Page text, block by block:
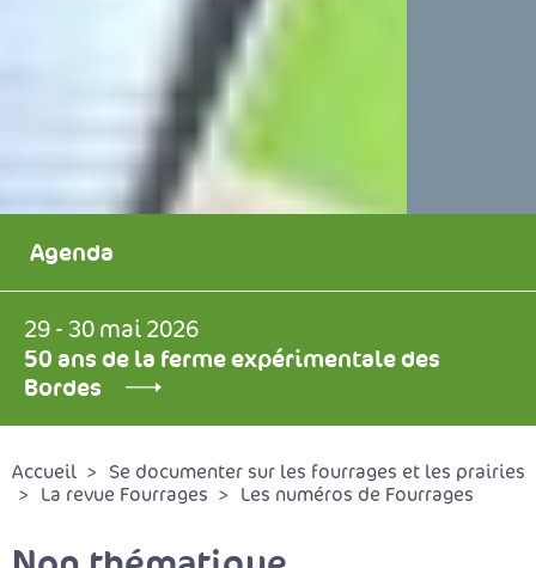
Agenda
29 - 30 mai 2026
50 ans de la ferme expérimentale des
Bordes
Accueil
Se documenter sur les fourrages et les prairies
La revue Fourrages
Les numéros de Fourrages